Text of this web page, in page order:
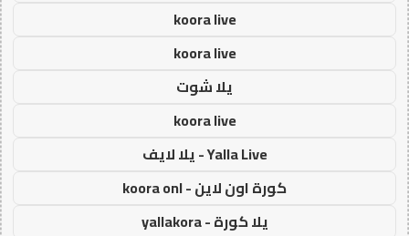
koora live
koora live
يلا شوت
koora live
Yalla Live - يلا لايف
كورة اون لاين - koora onl
يلا كورة - yallakora